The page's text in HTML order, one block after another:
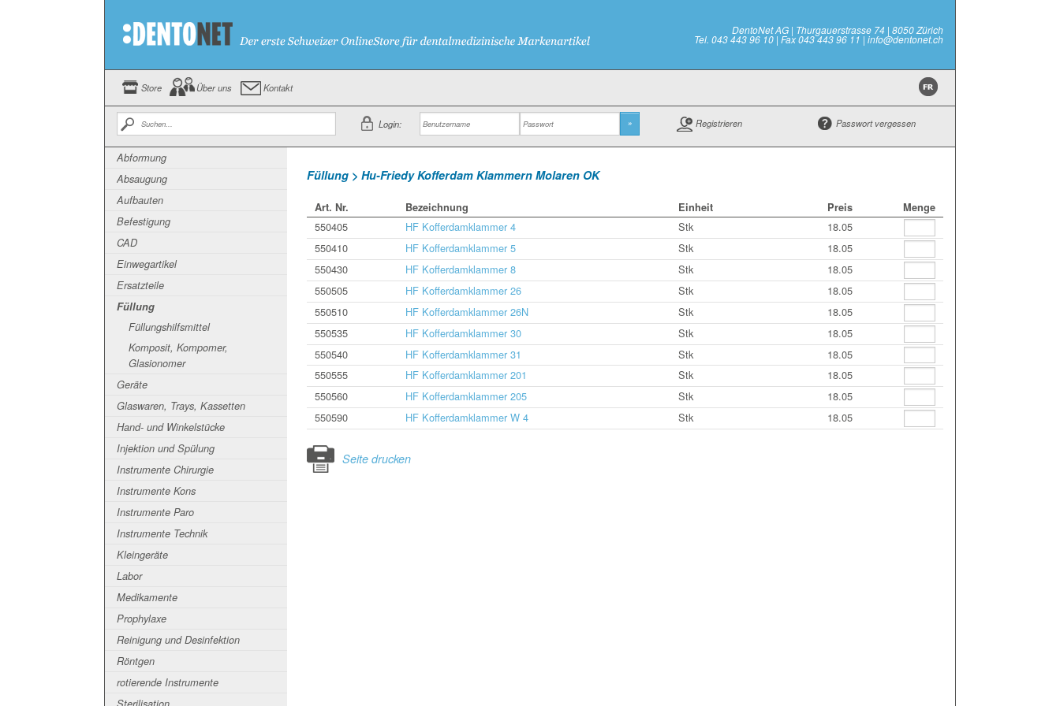
DentoNet AG | Thurgauerstrasse 74 | 8050 Zürich
Tel. 043 443 96 10 | Fax 043 443 96 11 | info@dentonet.ch
Store Über uns Kontakt
Login: » Registrieren Passwort vergessen
Abformung
Absaugung
Aufbauten
Befestigung
CAD
Einwegartikel
Ersatzteile
Füllung
Füllungshilfsmittel
Komposit, Kompomer,
Glasionomer
Geräte
Glaswaren, Trays, Kassetten
Hand- und Winkelstücke
Injektion und Spülung
Instrumente Chirurgie
Instrumente Kons
Instrumente Paro
Instrumente Technik
Kleingeräte
Labor
Medikamente
Prophylaxe
Reinigung und Desinfektion
Röntgen
rotierende Instrumente
Füllung > Hu-Friedy Kofferdam Klammern Molaren OK
Art. Nr. Bezeichnung Einheit Preis Menge
550405 HF Kofferdamklammer 4 Stk
18.05
550410
HF Kofferdamklammer 5 Stk
18.05
550430
HF Kofferdamklammer 8 Stk
18.05
550505
HF Kofferdamklammer 26 Stk
18.05
550510
HF Kofferdamklammer 26N Stk
18.05
550535
HF Kofferdamklammer 30 Stk
18.05
550540
HF Kofferdamklammer 31 Stk
18.05
550555
HF Kofferdamklammer 201 Stk
18.05
550560
HF Kofferdamklammer 205 Stk
18.05
550590
HF Kofferdamklammer W 4 Stk 18.05
Seite drucken